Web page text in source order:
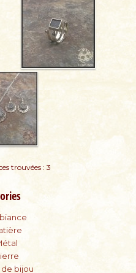
trouvées : 3
bijou